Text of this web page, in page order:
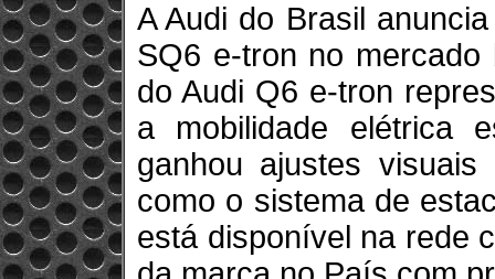
A Audi do Brasil
SQ6 e-tron no mercado
do Audi Q6 e-tron
a mobilidade elétrica
ganhou ajustes
como o sistema de
está disponível na rede